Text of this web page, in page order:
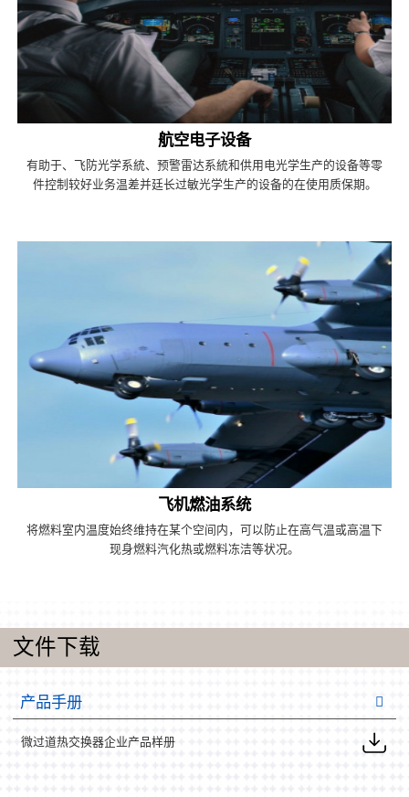
航空电子设备
有助于、飞防光学系統、预警雷达系統和供用电光学生产的设备等零
件控制较好业务温差并廷长过敏光学生产的设备的在使用质保期。
飞机燃油系统
将燃料室内温度始终维持在某个空间内，可以防止在高气温或高温下
现身燃料汽化热或燃料冻洁等状况。
文件下载
产品手册
微过道热交换器企业产品样册